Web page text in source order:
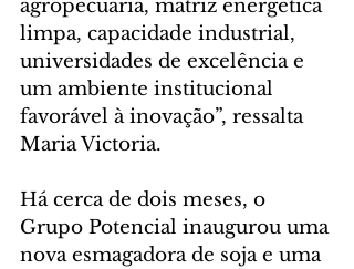
agropecuária, matriz energética
limpa, capacidade industrial,
universidades de excelência e
um ambiente institucional
favorável à inovação”, ressalta
Maria Victoria.
Há cerca de dois meses, o
Grupo Potencial inaugurou uma
nova esmagadora de soja e uma